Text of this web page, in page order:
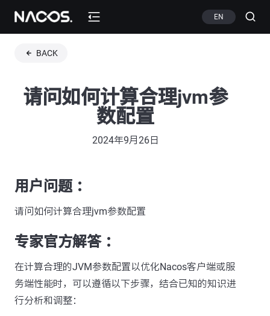
EN
BACK
请问如何计算合理jvm参
数配置
2024年9月26日
用户问题 ：
请问如何计算合理jvm参数配置
专家官方解答 ：
在计算合理的JVM参数配置以优化Nacos客户端或服
务端性能时，可以遵循以下步骤，结合已知的知识进
行分析和调整：